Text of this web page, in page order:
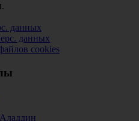
данных
данных
cookies